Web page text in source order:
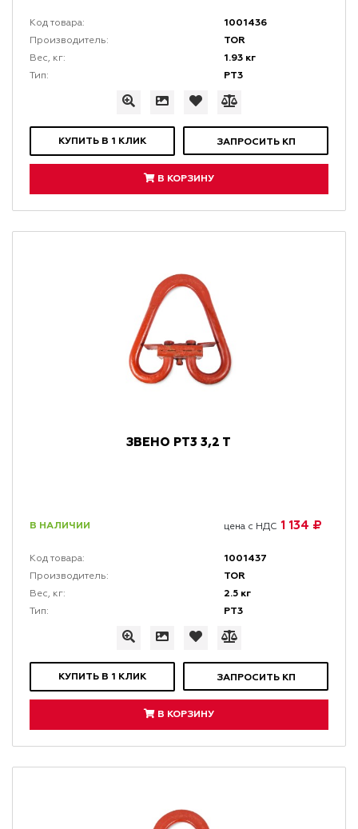
Код товара: 1001436
Производитель: TOR
Вес, кг: 1.93 кг
Тип: РТ3
КУПИТЬ В 1 КЛИК ЗАПРОСИТЬ КП
В КОРЗИНУ
ЗВЕНО РТ3 3,2 Т
В НАЛИЧИИ цена с НДС 1 134 ₽
Код товара: 1001437
Производитель: TOR
Вес, кг: 2.5 кг
Тип: РТ3
КУПИТЬ В 1 КЛИК ЗАПРОСИТЬ КП
В КОРЗИНУ